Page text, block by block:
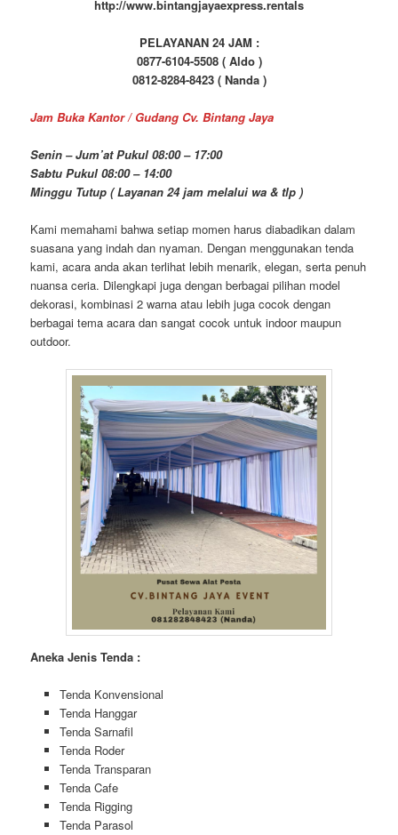
http://www.bintangjayaexpress.rentals
PELAYANAN 24 JAM :
0877-6104-5508 ( Aldo )
0812-8284-8423 ( Nanda )
Jam Buka Kantor / Gudang Cv. Bintang Jaya
Senin – Jum’at Pukul 08:00 – 17:00
Sabtu Pukul 08:00 – 14:00
Minggu Tutup ( Layanan 24 jam melalui wa & tlp )
Kami memahami bahwa setiap momen harus diabadikan dalam
suasana yang indah dan nyaman. Dengan menggunakan tenda
kami, acara anda akan terlihat lebih menarik, elegan, serta penuh
nuansa ceria. Dilengkapi juga dengan berbagai pilihan model
dekorasi, kombinasi 2 warna atau lebih juga cocok dengan
berbagai tema acara dan sangat cocok untuk indoor maupun
outdoor.
Aneka Jenis Tenda :
Tenda Konvensional
Tenda Hanggar
Tenda Sarnafil
Tenda Roder
Tenda Transparan
Tenda Cafe
Tenda Rigging
Tenda Parasol